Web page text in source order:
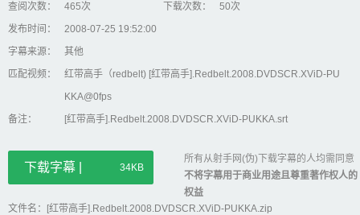
查阅次数：
465次 下载次数：
50次
发布时间：
2008-07-25 19:52:00
字幕来源：
其他
匹配视频：
红带高手（redbelt) [红带高手].Redbelt.2008.DVDSCR.XViD-PU
KKA@0fps
备注：
[红带高手].Redbelt.2008.DVDSCR.XViD-PUKKA.srt
下载字幕 | 34KB
所有从射手网(伪)下载字幕的人均需同意
不将字幕用于商业用途且尊重著作权人的
权益
文件名：[红带高手].Redbelt.2008.DVDSCR.XViD-PUKKA.zip